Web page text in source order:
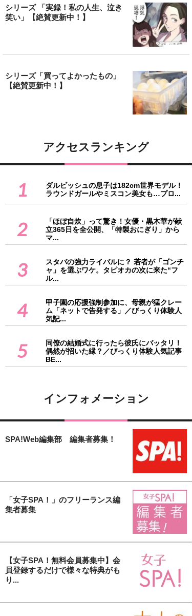
シリーズ 「実録！私の人生、泣き
笑い」【絶賛更新中！】
シリーズ「買ってよかったもの」
【絶賛更新中！】
アクセスランキング
1
ダルビッシュの息子は182cm世界モデル！
ラウンドガールやミスコン美女も…プロ...
2
「ほぼ自炊」って驚き！女優・黒木華が献
立365日を全公開、「特製おにぎり」から
マ...
3
スタバの強力ライバルに？ 若者が「ゴンチ
ャ」を選ぶワケ。タピオカの次に来た“フ
ル...
4
甲子園の応援強制参加に、母親が猛クレー
ム「ネットで告発する」／びっくり体験人
気記...
5
同僚の結婚式に行ったら彼氏にバッタリ！
偶然が招いた縁？／びっくり体験人気記事
BE...
インフォメーション
SPA!Web編集部 編集者募集！
「女子SPA！」のフリーランス編
集者募集
【女子SPA！無料会員募集中】会
員登録するだけで様々な特典がも
り...